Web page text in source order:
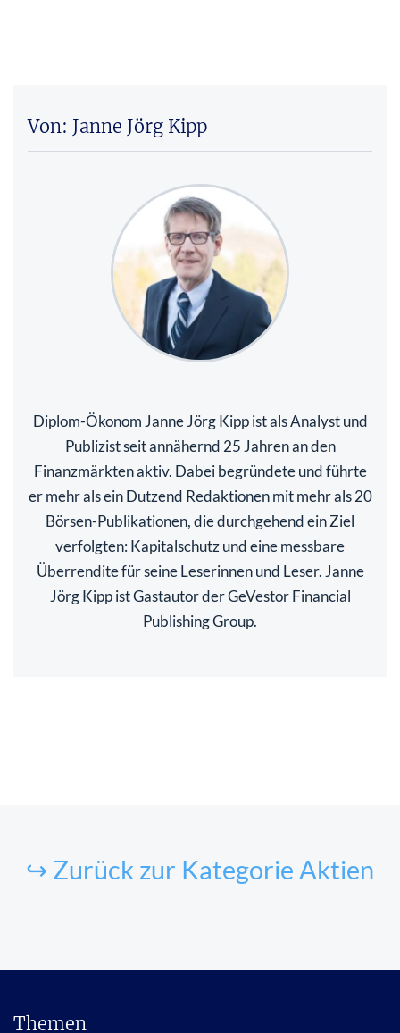
Von: Janne Jörg Kipp
Diplom-Ökonom Janne Jörg Kipp ist als Analyst und
Publizist seit annähernd 25 Jahren an den
Finanzmärkten aktiv. Dabei begründete und führte
er mehr als ein Dutzend Redaktionen mit mehr als 20
Börsen-Publikationen, die durchgehend ein Ziel
verfolgten: Kapitalschutz und eine messbare
Überrendite für seine Leserinnen und Leser. Janne
Jörg Kipp ist Gastautor der GeVestor Financial
Publishing Group.
↪ Zurück zur Kategorie Aktien
Themen